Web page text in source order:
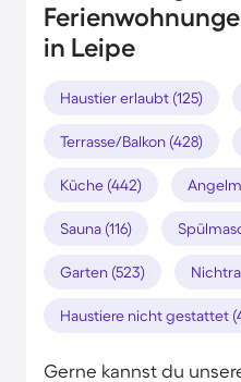
in Leipe
Haustier erlaubt (125)
Terrasse/Balkon (428)
Küche (442)
Sauna (116)
Garten (523)
Haustiere nicht gestattet
Gerne kannst du